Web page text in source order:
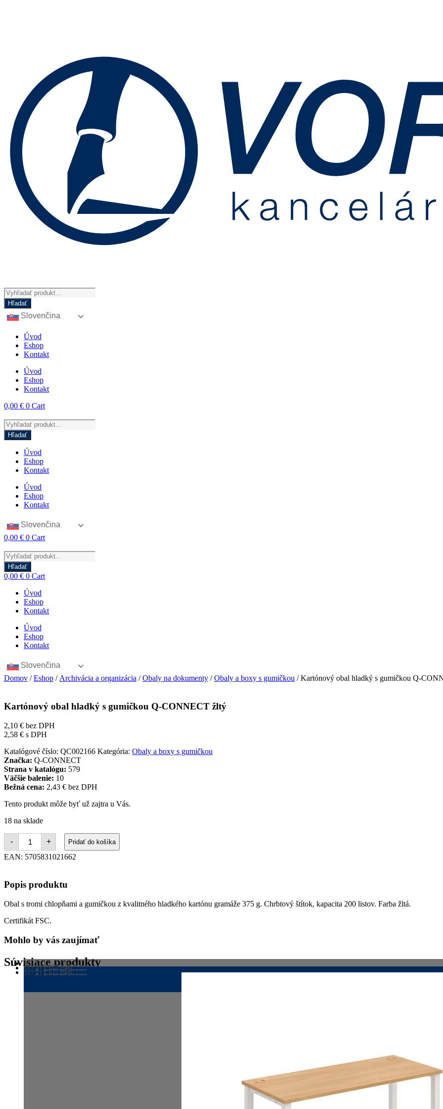
Products
search
Hľadať
Slovenčina
Úvod
Eshop
Kontakt
Úvod
Eshop
Kontakt
0,00 € 0 Cart
Products
search
Hľadať
Úvod
Eshop
Kontakt
Úvod
Eshop
Kontakt
Slovenčina
0,00 € 0 Cart
Products
search
Hľadať
0,00 € 0 Cart
Úvod
Eshop
Kontakt
Úvod
Eshop
Kontakt
Slovenčina
Domov /Eshop / Archivácia a organizácia /Obaly na dokumenty /Obaly a boxy s gumičkou / Kartónový obal hladký s gumičkou Q-
Kartónový obal hladký s gumičkou Q-CONNECT žltý
2,10 € bez DPH
2,58 € s DPH
Katalógové číslo: QC002166 Kategória: Obaly a boxy s gumičkou
Značka: Q-CONNECT
Strana v katalógu: 579
Väčšie balenie: 10
Bežná cena: 2,43 € bez DPH
Tento produkt môže byť už zajtra u Vás.
18 na sklade
-
množstvo
Kartónový
obal
hladký
Q-
CONNECT
žltý
+ Pridať do košíka
EAN: 5705831021662
Popis produktu
Obal s tromi chlopňami a gumičkou z kvalitného hladkého kartónu gramáže 375 g. Chrbtový štítok, kapacita 200 listov. Farba žltá.
Certifikát FSC.
Mohlo by vás zaujímať
Súvisiace produkty
POLICOVÉ SKRINE
517,81€bez DPH
636,91€s DPH
POLICOVÉ SKRINE
517,81€bez DPH
636,91€s DPH
POLICOVÉ SKRINE
517,81€bez DPH